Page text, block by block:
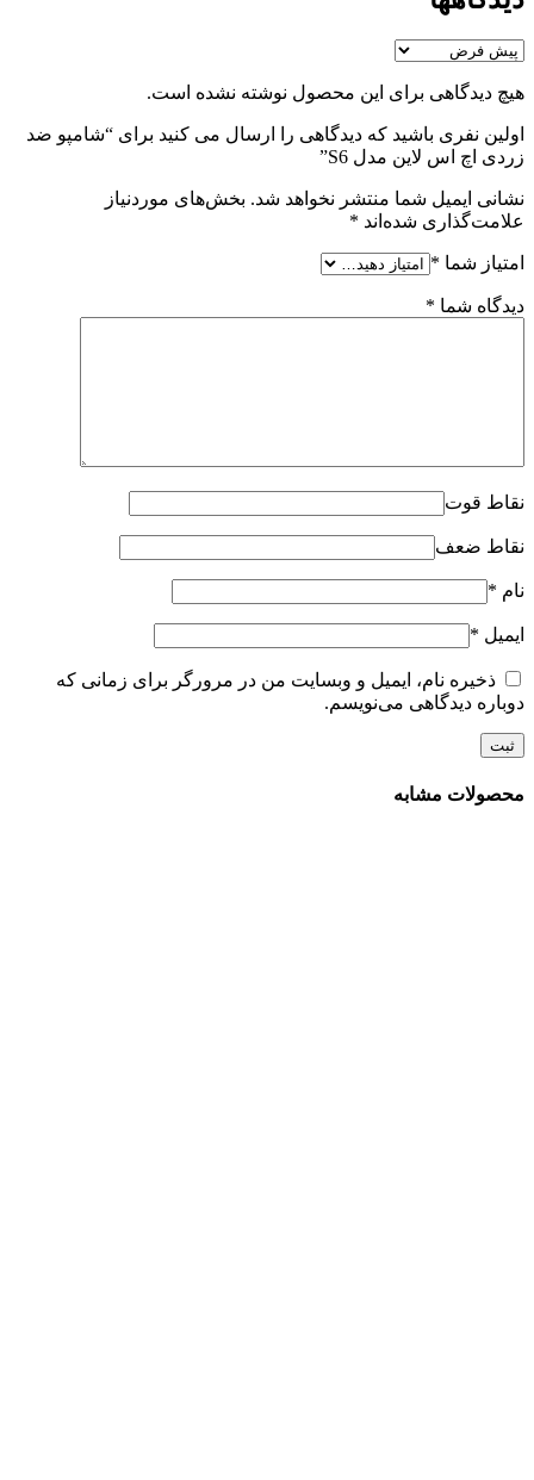
هیچ دیدگاهی برای این محصول نوشته نشده است.
اولین نفری باشید که دیدگاهی را ارسال می کنید برای “شامپو ضد
زردی اچ اس لاین مدل S6”
نشانی ایمیل شما منتشر نخواهد شد. بخش‌های موردنیاز
علامت‌گذاری شده‌اند *
امتیاز شما *
دیدگاه شما *
نقاط قوت
نقاط ضعف
نام *
ایمیل *
ذخیره نام، ایمیل و وبسایت من در مرورگر برای زمانی که
دوباره دیدگاهی می‌نویسم.
محصولات مشابه